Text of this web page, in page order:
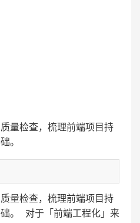
量检查，梳理前端项目持
。
量检查，梳理前端项目持
。 对于「前端工程化」来